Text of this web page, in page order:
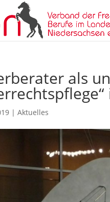
als
|Aktuelles